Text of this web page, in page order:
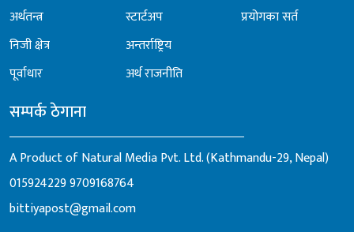
अर्थतन्त्र
निजी क्षेत्र
पूर्वाधार
स्टार्टअप
अन्तर्राष्ट्रिय
अर्थ राजनीति
प्रयोगका सर्त
सम्पर्क ठेगाना
A Product of Natural Media Pvt. Ltd. (Kathmandu-29, Nepal)
0159242299709168764
bittiyapost@gmail.com